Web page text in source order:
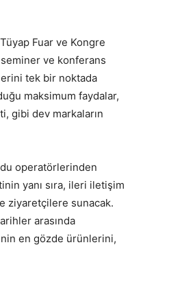
Fuar ve Kongre
ve konferans
tek bir noktada
maksimum faydalar,
gibi dev markaların
operatörlerinden
yanı sıra, ileri iletişim
ziyaretçilere sunacak.
arasında
en gözde ürünlerini,